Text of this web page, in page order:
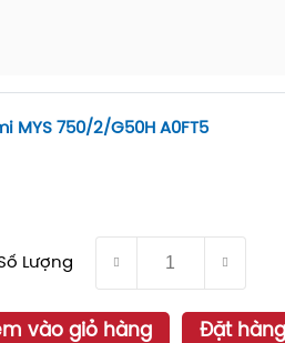
MYS 750/2/G50H A0FT5
Lượng
vào giỏ hàng Đặt hàng